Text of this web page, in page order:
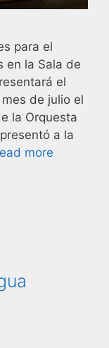
para el
en la Sala de
el
de julio el
la Orquesta
a la
more